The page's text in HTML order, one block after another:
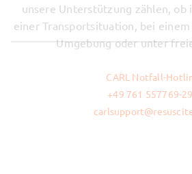
unsere Unterstützung zählen, ob
einer Transportsituation, bei
Umgebung oder unter
CARL Notfall-
+49 761 557769-